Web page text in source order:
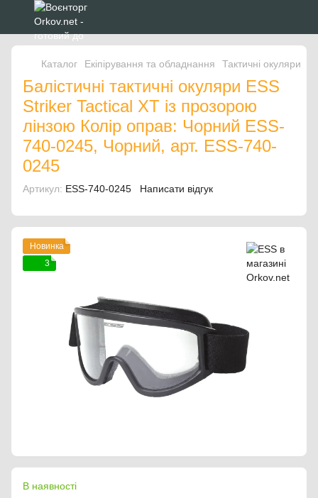
Каталог Екіпірування та обладнання Тактичні окуляри
Балістичні тактичні окуляри ESS
Striker Tactical XT із прозорою
лінзою Колір оправ: Чорний ESS-
740-0245, Чорний, арт. ESS-740-
0245
Артикул: ESS-740-0245 Написати відгук
Новинка
3
В наявності